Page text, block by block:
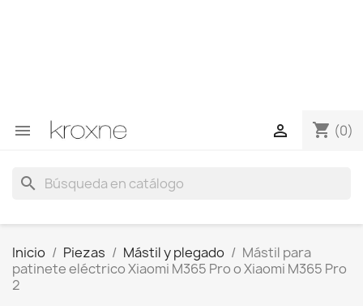
 shopping_cart (0)

search
Inicio Piezas Mástil y plegado
Mástil para
patinete eléctrico Xiaomi M365 Pro o Xiaomi M365 Pro
2